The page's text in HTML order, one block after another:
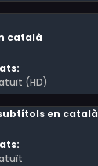
català
(HD)
en català